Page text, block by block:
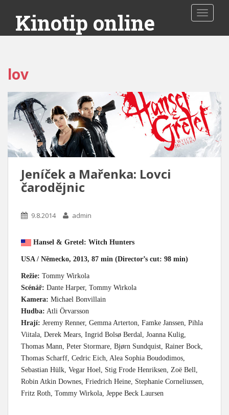
Toggle
Kinotip online
lov
Jeníček a Mařenka: Lovci
čarodějnic
9.8.2014 admin
Hansel & Gretel: Witch Hunters
USA / Německo, 2013, 87 min (Director’s cut: 98 min)
Režie: Tommy Wirkola
Scénář: Dante Harper, Tommy Wirkola
Kamera: Michael Bonvillain
Hudba: Atli Örvarsson
Hrají: Jeremy Renner, Gemma Arterton, Famke Janssen, Pihla
Viitala, Derek Mears, Ingrid Bolsø Berdal, Joanna Kulig,
Thomas Mann, Peter Stormare, Bjørn Sundquist, Rainer Bock,
Thomas Scharff, Cedric Eich, Alea Sophia Boudodimos,
Sebastian Hülk, Vegar Hoel, Stig Frode Henriksen, Zoë Bell,
Robin Atkin Downes, Friedrich Heine, Stephanie Corneliussen,
Fritz Roth, Tommy Wirkola, Jeppe Beck Laursen